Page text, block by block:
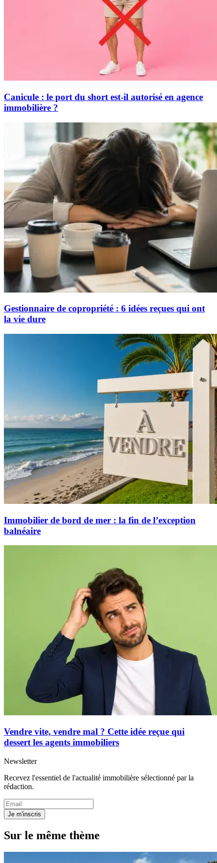
Canicule : le port du short est-il autorisé en agence
immobilière ?
Gestionnaire de copropriété : 6 idées reçues qui ont
la vie dure
Immobilier de bord de mer : la fin de l’exception
balnéaire
Vendre vite, vendre mal ? Cette idée reçue qui
dessert les agents immobiliers
Newsletter
Recevez l'essentiel de l'actualité immobilière sélectionné par la
rédaction.
Je m'inscris
Sur le même thème